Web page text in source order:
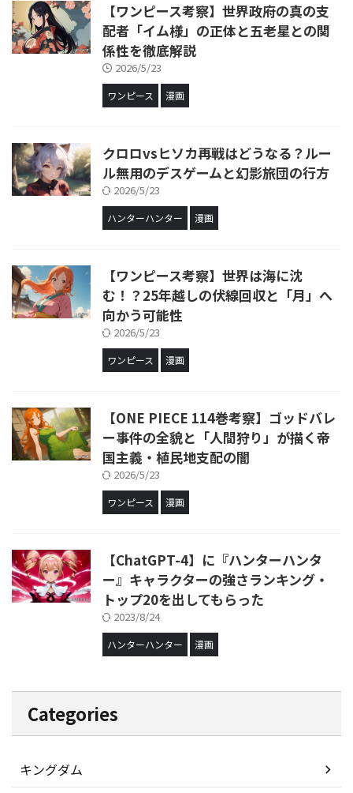
【ワンピース考察】世界政府の真の支
配者「イム様」の正体と五老星との関
係性を徹底解説
2026/5/23
ワンピース 漫画
クロロvsヒソカ再戦はどうなる？ルー
ル無用のデスゲームと幻影旅団の行方
2026/5/23
ハンターハンター 漫画
【ワンピース考察】世界は海に沈
む！？25年越しの伏線回収と「月」へ
向かう可能性
2026/5/23
ワンピース 漫画
【ONE PIECE 114巻考察】ゴッドバレ
ー事件の全貌と「人間狩り」が描く帝
国主義・植民地支配の闇
2026/5/23
ワンピース 漫画
【ChatGPT-4】に『ハンターハンタ
ー』キャラクターの強さランキング・
トップ20を出してもらった
2023/8/24
ハンターハンター 漫画
Categories
キングダム